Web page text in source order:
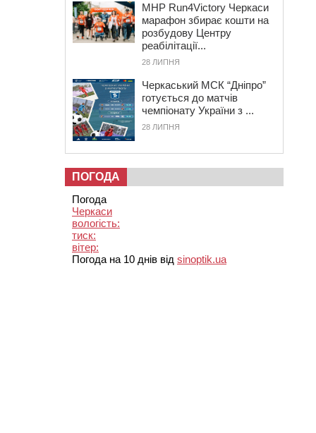
MHP Run4Victory Черкаси
марафон збирає кошти на
розбудову Центру
реабілітації...
28 ЛИПНЯ
Черкаський МСК “Дніпро”
готується до матчів
чемпіонату України з ...
28 ЛИПНЯ
ПОГОДА
Погода
Черкаси
вологість:
тиск:
вітер:
Погода на 10 днів від sinoptik.ua